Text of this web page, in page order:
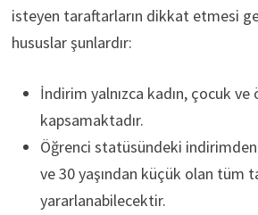
isteyen taraftarların dikkat etmesi
hususlar şunlardır:
İndirim yalnızca kadın, çocuk
kapsamaktadır.
Öğrenci statüsündeki indirimden
ve 30 yaşından küçük olan tüm
yararlanabilecektir.